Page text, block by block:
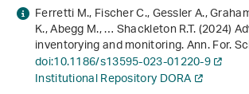
Ferretti M., Fischer C., Gessler A.,
K., Abegg M., … Shackleton R.T. (2024)
inventorying and monitoring. Ann. For.
doi:10.1186/s13595-023-01220-9
Institutional Repository DORA